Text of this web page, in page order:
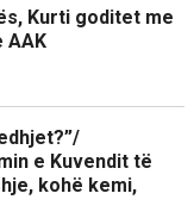
Kurti goditet me
AAK
e Kuvendit të
kohë kemi,